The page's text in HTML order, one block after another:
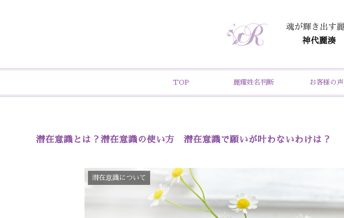
TOP 麗耀姓名判断 お客様の声
潜在意識とは？潜在意識の使い方 潜在意識で願いが叶わないわけは？
潜在意識について